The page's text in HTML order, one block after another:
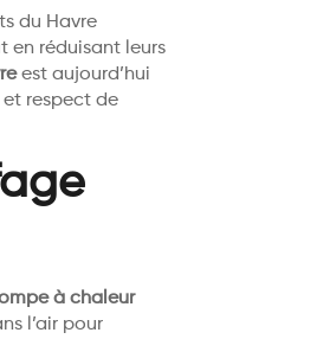
du Havre
en réduisant leurs
est aujourd’hui
et respect de
à chaleur
l’air pour